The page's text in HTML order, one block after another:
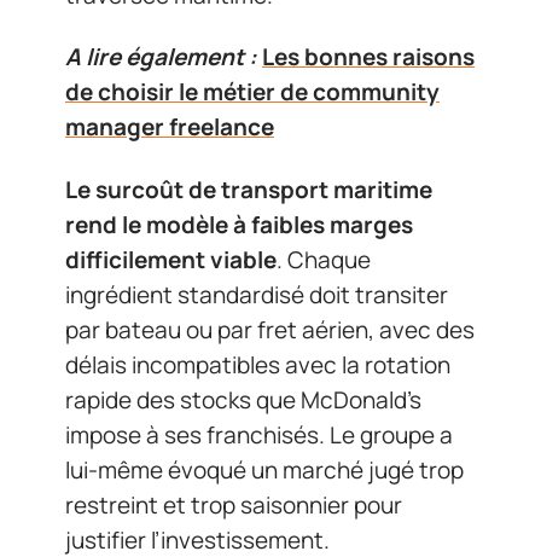
A lire également :Les bonnes raisons
de choisir le métier de community
manager freelance
Le surcoût de transport maritime
rend le modèle à faibles marges
difficilement viable. Chaque
ingrédient standardisé doit transiter
par bateau ou par fret aérien, avec des
délais incompatibles avec la rotation
rapide des stocks que McDonald’s
impose à ses franchisés. Le groupe a
lui-même évoqué un marché jugé trop
restreint et trop saisonnier pour
justifier l’investissement.